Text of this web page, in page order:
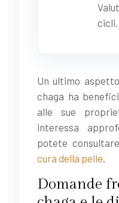
cicli.
Un ultimo
chaga ha
alle sue
interessa
potete
cura della pelle
Domande